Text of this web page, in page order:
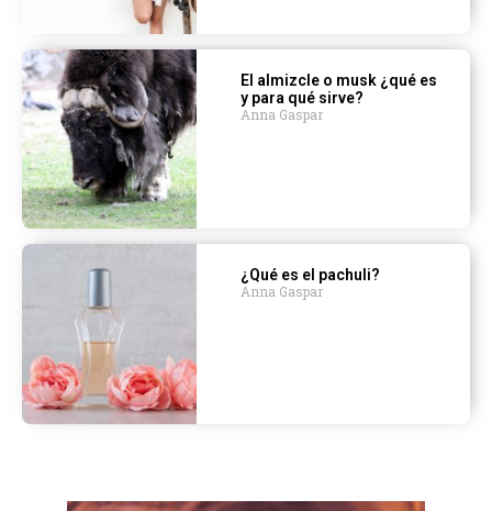
El almizcle o musk ¿qué es
y para qué sirve?
Anna Gaspar
¿Qué es el pachuli?
Anna Gaspar